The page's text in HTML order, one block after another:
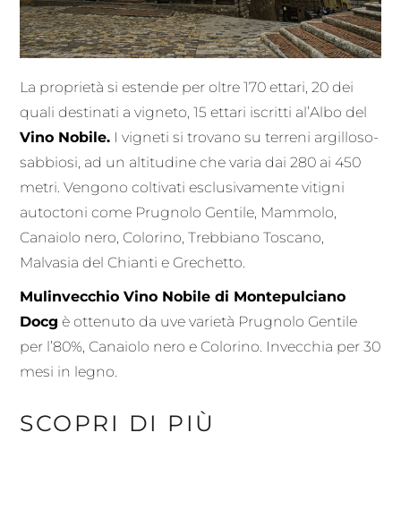
La proprietà si estende per oltre 170 ettari, 20 dei
quali destinati a vigneto, 15 ettari iscritti al’Albo del
Vino Nobile. I vigneti si trovano su terreni argilloso-
sabbiosi, ad un altitudine che varia dai 280 ai 450
metri. Vengono coltivati esclusivamente vitigni
autoctoni come Prugnolo Gentile, Mammolo,
Canaiolo nero, Colorino, Trebbiano Toscano,
Malvasia del Chianti e Grechetto.
Mulinvecchio Vino Nobile di Montepulciano
Docg è ottenuto da uve varietà Prugnolo Gentile
per l’80%, Canaiolo nero e Colorino. Invecchia per 30
mesi in legno.
SCOPRI DI PIÙ